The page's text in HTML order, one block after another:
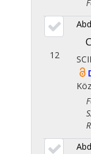
12